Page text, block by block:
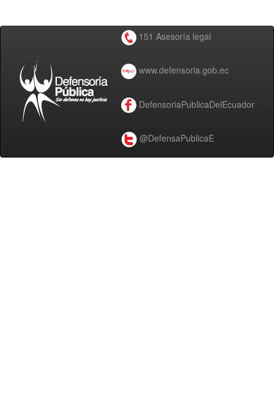
151 Asesoría legal
www.defensoria.gob.ec
DefensoriaPublicaDelEcuador
@DefensaPublicaE